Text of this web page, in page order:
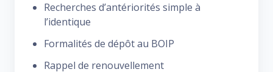
Recherches d’antériorités simple à
l’identique
Formalités de dépôt au BOIP
Rappel de renouvellement